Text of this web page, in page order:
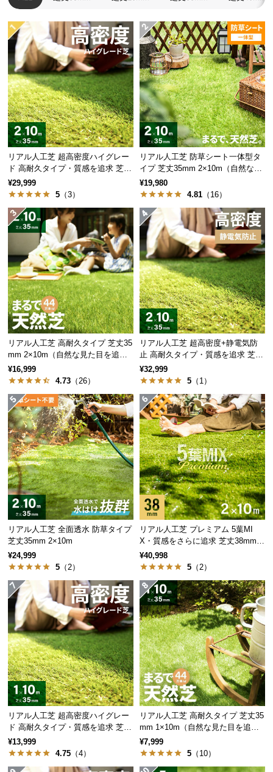
ビ
ス
に
つ
い
て
搬
入
経
路
に
つ
い
て
返
品・
キ
ャ
ン
セ
ル
に
つ
い
て
保
証
に
つ
い
て
会
員
規
約
に
つ
い
て
お
客
様
サ
頑固な雑草も防ぐ高密度タイプ
密度は約135g/㎡と一般的な防草シートと比べて厚
手。貫通力の高い雑草もしっかりと防ぎます。
一般的な防草シートとの比較
一般的な防草シート 当商品
生地の密度が低いと隙
間が広いため、貫通力
の高い雑草には効果が
薄い。
高密度な生地により、鋭
い茎を持つ雑草もしっか
りと防ぐことができま
す。
水はけのよい平織り構造
シートは透水性の高い平織り構造を採用。雨が降っ
ても水がたまる心配はありません。
リアル人工芝 超高密度ハイグレー
ド 高耐久タイプ・質感を追求 芝丈
35mm 2×10m
¥29,999
5 （3）
リアル人工芝 防草シート一体型タ
イプ 芝丈35mm 2×10m（自然な見
た目追求・U字ピン付）
¥19,980
4.81 （16）
リアル人工芝 高耐久タイプ 芝丈35
mm 2×10m（自然な見た目を追
求・U字ピン付属）
¥16,999
4.73 （26）
リアル人工芝 超高密度+静電気防
止 高耐久タイプ・質感を追求 芝丈
35mm 2×10m
¥32,999
5 （1）
リアル人工芝 全面透水 防草タイプ
芝丈35mm 2×10m
¥24,999
5 （2）
リアル人工芝 プレミアム 5葉MI
X・質感をさらに追求 芝丈38mm 2
×10m
¥40,998
5 （2）
リアル人工芝 超高密度ハイグレー
ド 高耐久タイプ・質感を追求 芝丈
35mm 1×10m
¥13,999
4.75 （4）
リアル人工芝 高耐久タイプ 芝丈35
mm 1×10m（自然な見た目を追
求・U字ピン付属）
¥7,999
5 （10）